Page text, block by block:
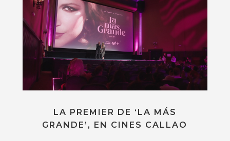
LA PREMIER DE ‘LA MÁS
GRANDE’, EN CINES CALLAO